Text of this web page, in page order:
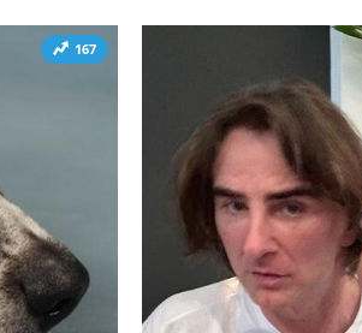
167